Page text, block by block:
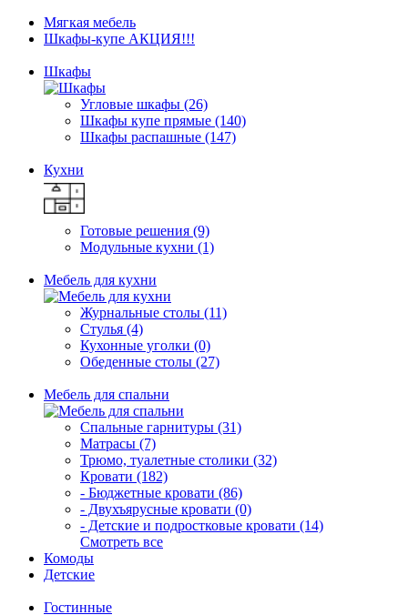
Мягкая мебель
Шкафы-купе АКЦИЯ!!!
Шкафы
Угловые шкафы (26)
Шкафы купе прямые (140)
Шкафы распашные (147)
Кухни
Готовые решения (9)
Модульные кухни (1)
Мебель для кухни
Журнальные столы (11)
Стулья (4)
Кухонные уголки (0)
Обеденные столы (27)
Мебель для спальни
Спальные гарнитуры (31)
Матрасы (7)
Трюмо, туалетные столики (32)
Кровати (182)
- Бюджетные кровати (86)
- Двухъярусные кровати (0)
- Детские и подростковые кровати (14)
Смотреть все
Комоды
Детские
Гостинные